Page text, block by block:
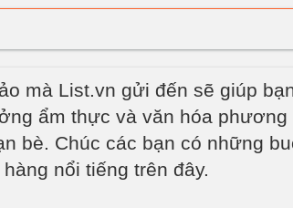
mà List.vn gửi đến sẽ giúp
ẩm thực và văn hóa phương
bè. Chúc các bạn có những
nổi tiếng trên đây.